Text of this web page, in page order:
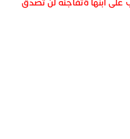
على ابنها ةتفاجئه لن تصدق